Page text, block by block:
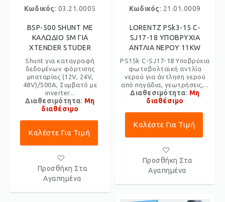
Κωδικός: 03.21.0005
BSP-500 SHUNT ME
ΚΑΛΩΔΙΟ 5M ΓΙΑ
XTENDER STUDER
Shunt για καταγραφή
δεδομένων φόρτισης
μπαταρίας (12V, 24V,
48V)/500A, Συμβατό με
inverter...
Διαθεσιμότητα: Μη
διαθέσιμο
Καλέστε Για Τιμή
Προσθήκη Στα
Αγαπημένα
Κωδικός: 21.01.0009
LORENTZ PSk3-15 C-
SJ17-18 ΥΠΟΒΡΥΧΙΑ
ΑΝΤΛΙΑ ΝΕΡΟΥ 11KW
PS15k C-SJ17-18 Υποβρύχια
φωτοβολταϊκή αντλία
νερού για άντληση νερού
από πηγάδια, γεωτρήσεις,...
Διαθεσιμότητα: Μη
διαθέσιμο
Καλέστε Για Τιμή
Προσθήκη Στα
Αγαπημένα